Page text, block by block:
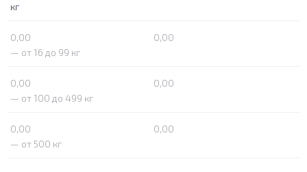
кг
0,00
0,00
— от 16 до 99 кг
0,00
0,00
— от 100 до 499 кг
0,00
0,00
— от 500 кг